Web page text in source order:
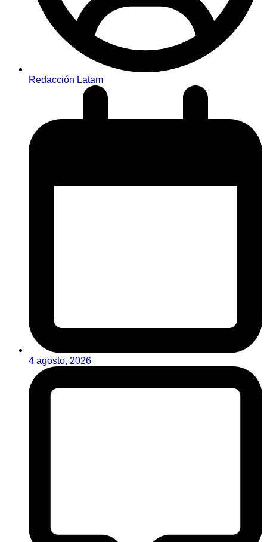
Redacción Latam
4 agosto, 2026